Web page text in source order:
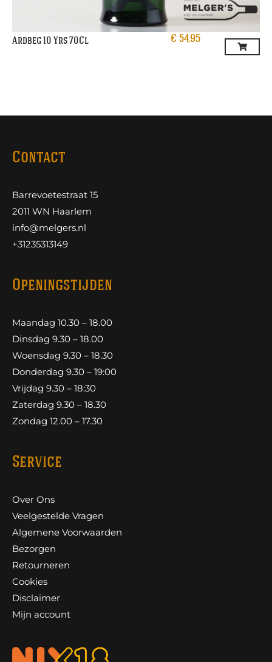
Ardbeg 10 Yrs 70Cl € 54,95
Contact
Barrevoetestraat 15
2011 WN Haarlem
info@melgers.nl
+31235313149
Openingstijden
Maandag 10.30 – 18.00
Dinsdag 9.30 – 18.00
Woensdag 9.30 – 18.30
Donderdag 9.30 – 19:00
Vrijdag 9.30 – 18:30
Zaterdag 9.30 – 18.30
Zondag 12.00 – 17.30
Service
Over Ons
Veelgestelde Vragen
Algemene Voorwaarden
Bezorgen
Retourneren
Cookies
Disclaimer
Mijn account